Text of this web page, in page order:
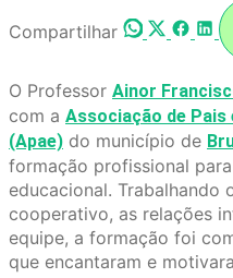
Compartilhar
O Professor Ainor
com a Associação de Pais
(Apae) do município de
formação profissional
educacional. Trabalhando
cooperativo, as relações
equipe, a formação foi
que encantaram e